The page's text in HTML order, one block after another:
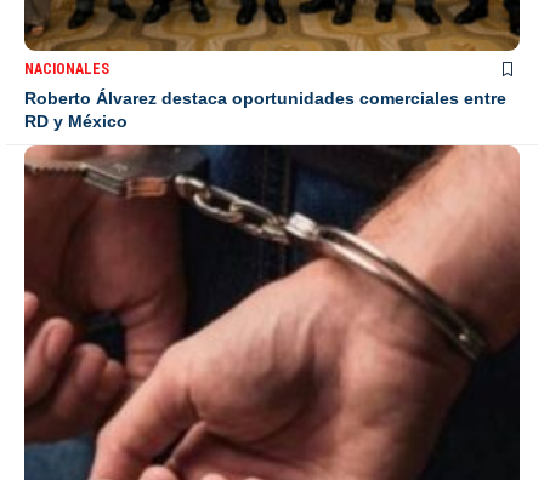
NACIONALES
Roberto Álvarez destaca oportunidades comerciales entre
RD y México